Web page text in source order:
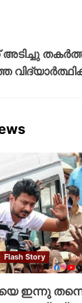
അടിച്ചു
Flash Story
ഇന്നു